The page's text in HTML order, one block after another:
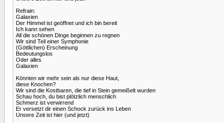
Refrain:
Galaxien
Der Himmel ist geöffnet und ich bin bereit
Ich kann sehen
All die schönen Dinge beginnen zu regnen
Wir sind Teil einer Symphonie
(Göttlichen) Erscheinung
Bedeutungslos
Oder alles
Galaxien
Könnten wir mehr sein als nur diese Haut,
diese Knochen?
Wir sind die Kostbaren, die tief in Stein gemeißelt wurden
Schau hoch, du bist plötzlich menschlich
Schmerz ist verwirrend
Er versetzt dir einen Schock zurück ins Leben
Unsere Zeit ist hier (und jetzt)